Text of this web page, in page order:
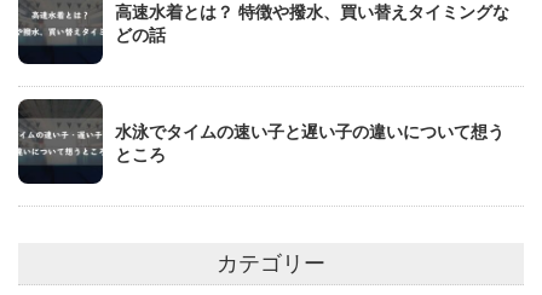
高速水着とは？ 特徴や撥水、買い替えタイミングな
どの話
水泳でタイムの速い子と遅い子の違いについて想う
ところ
カテゴリー